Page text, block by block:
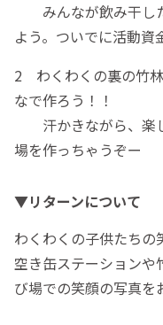
みんなが飲み干し
よう。ついでに活動資
2 わくわくの裏の竹
なで作ろう！！
汗かきながら、楽
場を作っちゃ
▼リターンについて
わくわくの子供たちの
空き缶ステーションや
び場での笑顔の写真を